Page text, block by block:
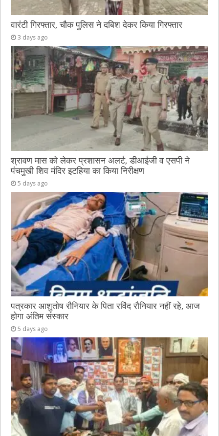
वारंटी गिरफ्तार, चौक पुलिस ने दबिश देकर किया गिरफ्तार
3 days ago
श्रावण मास को लेकर प्रशासन अलर्ट, डीआईजी व एसपी ने
पंचमुखी शिव मंदिर इटहिया का किया निरीक्षण
5 days ago
पत्रकार आशुतोष रौनियार के पिता रविंद रौनियार नहीं रहे, आज
होगा अंतिम संस्कार
5 days ago